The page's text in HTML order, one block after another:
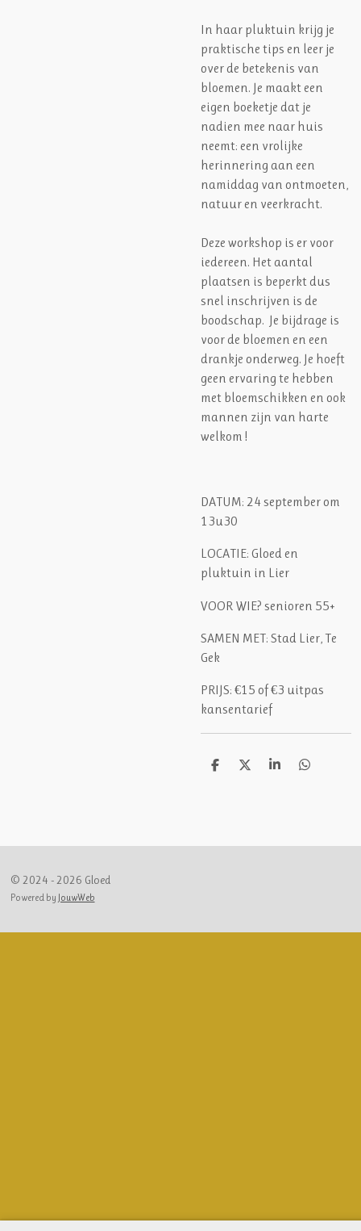
In haar pluktuin krijg je
praktische tips en leer je
over de betekenis van
bloemen. Je maakt een
eigen boeketje dat je
nadien mee naar huis
neemt: een vrolijke
herinnering aan een
namiddag van ontmoeten,
natuur en veerkracht.
Deze workshop is er voor
iedereen. Het aantal
plaatsen is beperkt dus
snel inschrijven is de
boodschap. Je bijdrage is
voor de bloemen en een
drankje onderweg. Je hoeft
geen ervaring te hebben
met bloemschikken en ook
mannen zijn van harte
welkom !
DATUM: 24 september om
13u30
LOCATIE: Gloed en
pluktuin in Lier
VOOR WIE? senioren 55+
SAMEN MET: Stad Lier, Te
Gek
PRIJS: €15 of €3 uitpas
kansentarief
D
D
S
D
© 2024 - 2026 Gloed
Powered by JouwWeb